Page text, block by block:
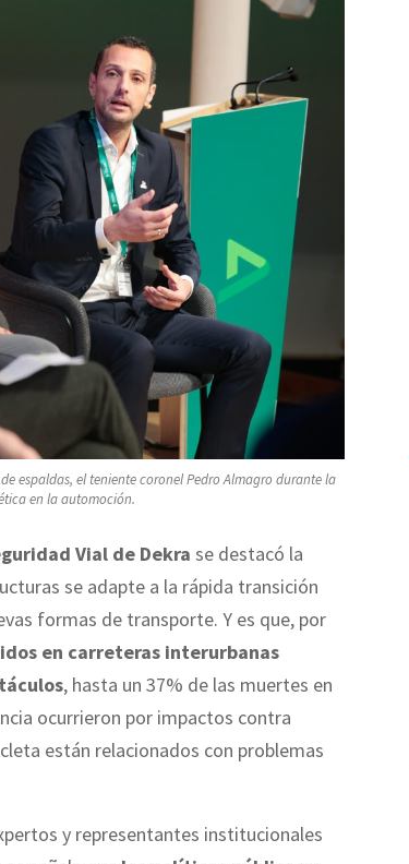
espaldas, el teniente coronel Pedro Almagro durante la
en la automoción.
Vial de Dekra se destacó la
se adapte a la rápida transición
formas de transporte. Y es que, por
en carreteras interurbanas
, hasta un 37% de las muertes en
ocurrieron por impactos contra
están relacionados con problemas
y representantes institucionales